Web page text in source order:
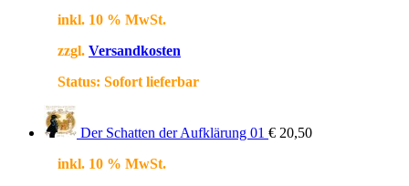
inkl. 10 % MwSt.
zzgl. Versandkosten
Status: Sofort lieferbar
Der Schatten der Aufklärung 01 € 20,50
inkl. 10 % MwSt.